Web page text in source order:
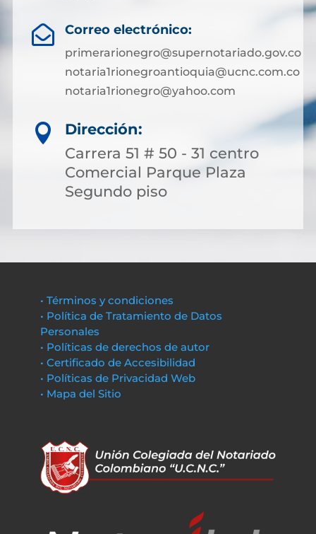
 Correo electrónico:
primerarionegro@supernotariado.gov.co
notaria1rionegroantioquia@ucnc.com.co
notaria1rionegro@yahoo.com

Dirección:
Carrera 51 # 50 - 31 centro
Comercial Parque Plaza
Segundo piso
• Términos y condiciones
• Política de Tratamiento de Datos
Personales
• Políticas de derechos de autor
• Certificado de Accesibilidad
• Políticas de Privacidad Web
• Mapa del Sitio